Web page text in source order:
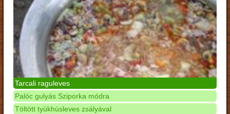
Tarcali raguleves
Palóc gulyás Sziporka módra
Töltött tyúkhúsleves zsályával